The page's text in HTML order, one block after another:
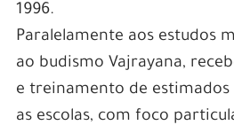
1996.
Paralelamente aos estudos
ao budismo Vajrayana,
e treinamento de estimados
as escolas, com foco